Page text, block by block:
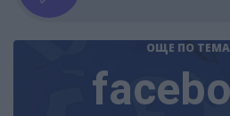
ОЩЕ ПО